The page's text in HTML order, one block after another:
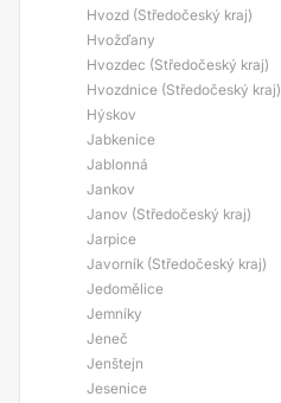
Hvozd (Středočeský kraj)
Hvožďany
Hvozdec (Středočeský kraj)
Hvozdnice (Středočeský kraj)
Hýskov
Jabkenice
Jablonná
Jankov
Janov (Středočeský kraj)
Jarpice
Javorník (Středočeský kraj)
Jedomělice
Jemníky
Jeneč
Jenštejn
Jesenice